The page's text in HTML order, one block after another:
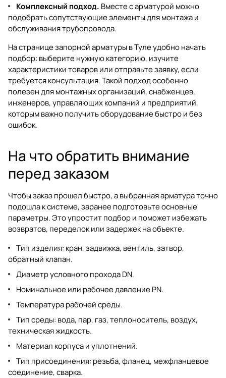
Комплексный подход. Вместе с арматурой можно
подобрать сопутствующие элементы для монтажа и
обслуживания трубопровода.
На страницезапорной арматуры в Тулеудобно начать
подбор: выберите нужную категорию, изучите
характеристики товаров или отправьте заявку, если
требуется консультация. Такой подход особенно
полезен для монтажных организаций, снабженцев,
инженеров, управляющих компаний и предприятий,
которым важно получить оборудование быстро и без
ошибок.
На что обратить внимание
перед заказом
Чтобы заказ прошел быстро, а выбранная арматура точно
подошла к системе, заранее подготовьте основные
параметры. Это упростит подбор и поможет избежать
возвратов, переделок или задержек на объекте.
Тип изделия: кран, задвижка, вентиль, затвор,
обратный клапан.
Диаметр условного прохода DN.
Номинальное или рабочее давление PN.
Температура рабочей среды.
Тип среды: вода, пар, газ, теплоноситель, воздух,
техническая жидкость.
Материал корпуса и уплотнений.
Тип присоединения: резьба, фланец, межфланцевое
соединение, сварка.